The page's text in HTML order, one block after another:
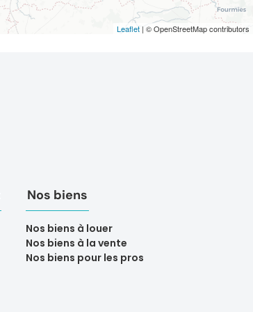
Leaflet | © OpenStreetMap contributors
Nos biens
Nos biens à louer
Nos biens à la vente
Nos biens pour les pros